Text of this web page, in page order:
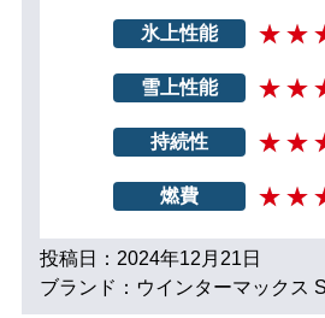
氷上性能
雪上性能
持続性
燃費
投稿日：2024年12月21日
ブランド：ウインターマックス